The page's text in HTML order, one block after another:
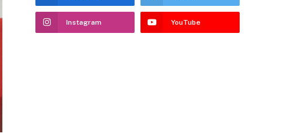
Instagram YouTube